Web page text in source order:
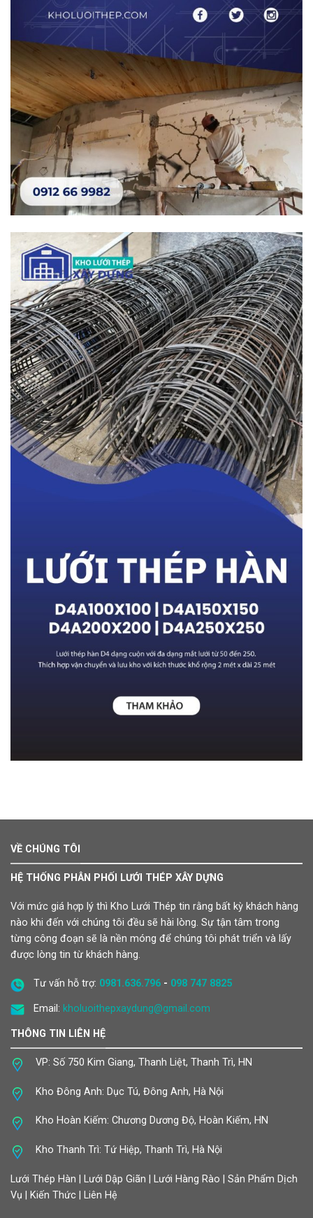
VỀ CHÚNG TÔI
HỆ THỐNG PHÂN PHỐI LƯỚI THÉP XÂY DỰNG
Với mức giá hợp lý thì Kho Lưới Thép tin rằng bất kỳ khách hàng
nào khi đến với chúng tôi đều sẽ hài lòng. Sự tận tâm trong
từng công đoạn sẽ là nền móng để chúng tôi phát triển và lấy
được lòng tin từ khách hàng.
Tư vấn hỗ trợ: 0981.636.796- 098 747 8825
Email: kholuoithepxaydung@gmail.com
THÔNG TIN LIÊN HỆ
VP: Số 750 Kim Giang, Thanh Liệt, Thanh Trì, HN
Kho Đông Anh: Dục Tú, Đông Anh, Hà Nội
Kho Hoàn Kiếm: Chương Dương Độ, Hoàn Kiếm, HN
Kho Thanh Trì: Tứ Hiệp, Thanh Trì, Hà Nội
Lưới Thép Hàn | Lưới Dập Giãn | Lưới Hàng Rào | Sản Phẩm Dịch
Vụ | Kiến Thức | Liên Hệ